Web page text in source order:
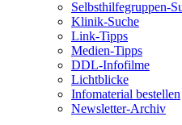
Selbsthilfegruppen-
Klinik-Suche
Link-Tipps
Medien-Tipps
DDL-Infofilme
Lichtblicke
Infomaterial bestellen
Newsletter-Archiv